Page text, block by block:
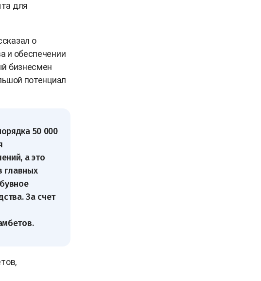
для
о
и обеспечении
бизнесмен
потенциал
50 000
а это
главных
За счет